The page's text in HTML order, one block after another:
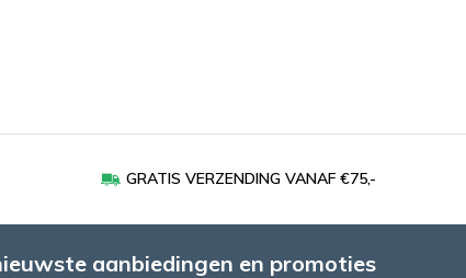
GRATIS VERZENDING VANAF €75,-
aanbiedingen en promoties